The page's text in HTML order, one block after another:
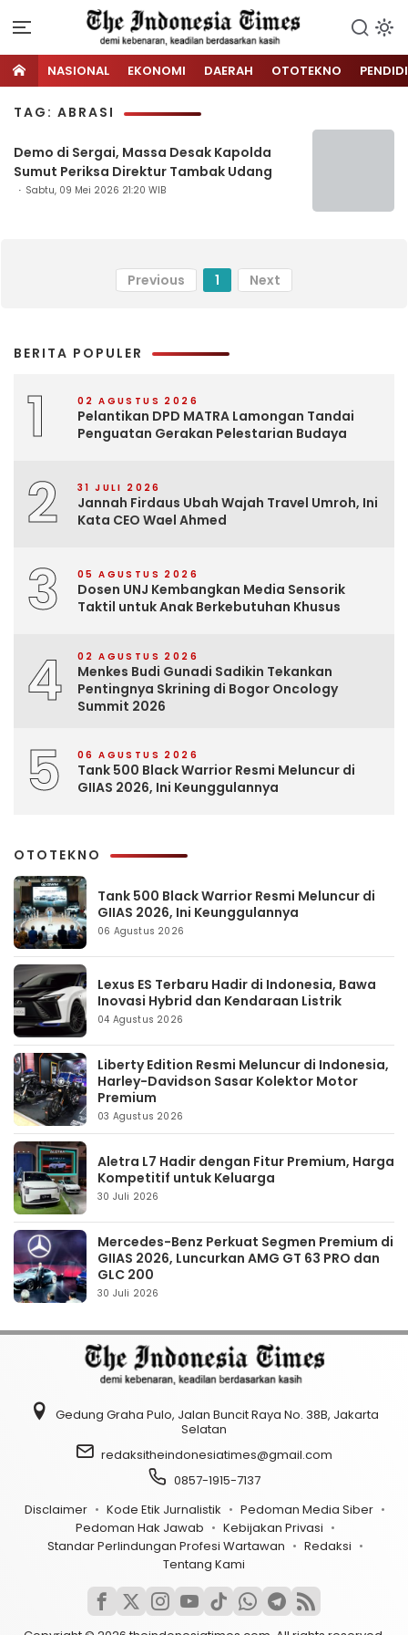
NASIONAL EKONOMI DAERAH OTOTEKNO
TAG: ABRASI
Demo di Sergai, Massa Desak Kapolda
Sumut Periksa Direktur Tambak Udang
Sabtu, 09 Mei 2026 21:20 WIB
Previous 1 Next
BERITA POPULER
1 02 AGUSTUS 2026
Pelantikan DPD MATRA Lamongan Tandai
Penguatan Gerakan Pelestarian Budaya
2 31 JULI 2026
Jannah Firdaus Ubah Wajah Travel Umroh, Ini
Kata CEO Wael Ahmed
3 05 AGUSTUS 2026
Dosen UNJ Kembangkan Media Sensorik
Taktil untuk Anak Berkebutuhan Khusus
4 02 AGUSTUS 2026
Menkes Budi Gunadi Sadikin Tekankan
Pentingnya Skrining di Bogor Oncology
Summit 2026
5 06 AGUSTUS 2026
Tank 500 Black Warrior Resmi Meluncur di
GIIAS 2026, Ini Keunggulannya
OTOTEKNO
Tank 500 Black Warrior Resmi Meluncur di
GIIAS 2026, Ini Keunggulannya
06 Agustus 2026
Lexus ES Terbaru Hadir di Indonesia, Bawa
Inovasi Hybrid dan Kendaraan Listrik
04 Agustus 2026
Liberty Edition Resmi Meluncur di Indonesia,
Harley-Davidson Sasar Kolektor Motor
Premium
03 Agustus 2026
Aletra L7 Hadir dengan Fitur Premium, Harga
Kompetitif untuk Keluarga
30 Juli 2026
Mercedes-Benz Perkuat Segmen Premium di
GIIAS 2026, Luncurkan AMG GT 63 PRO dan
GLC 200
30 Juli 2026
Gedung Graha Pulo, Jalan Buncit Raya No. 38B, Jakarta
Selatan
redaksitheindonesiatimes@gmail.com
0857-1915-7137
Disclaimer
Kode Etik Jurnalistik
Pedoman Media Siber
Pedoman Hak Jawab
Kebijakan Privasi
Standar Perlindungan Profesi Wartawan
Redaksi
Tentang Kami